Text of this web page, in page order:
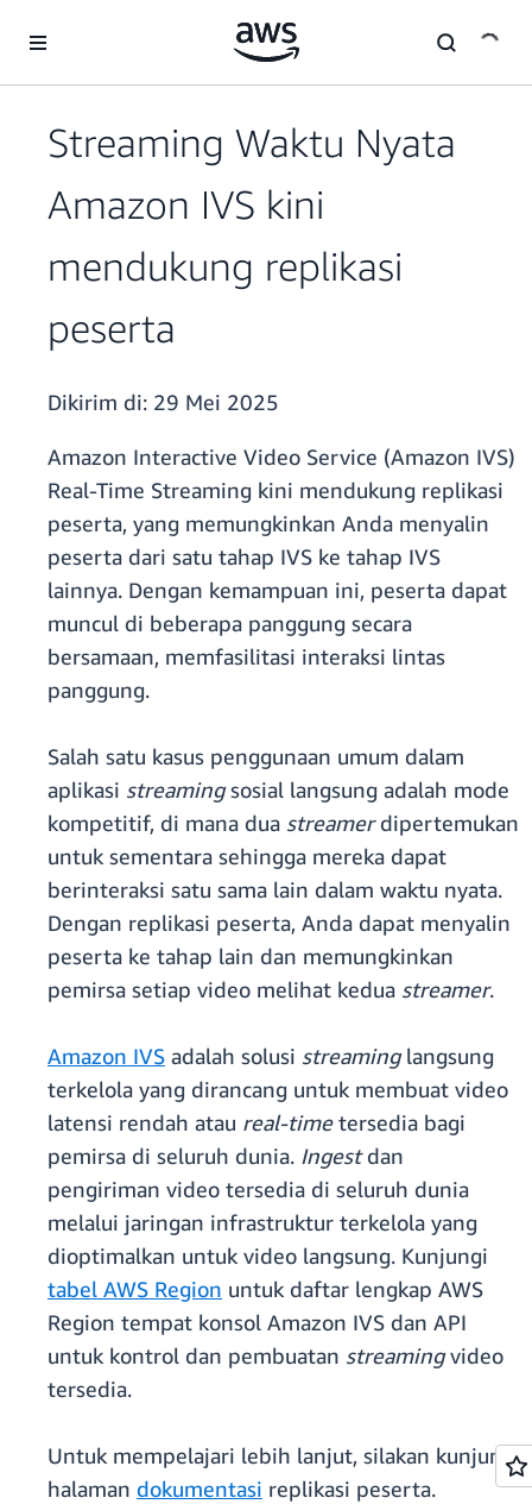
Streaming Waktu Nyata
Amazon IVS kini
mendukung replikasi
peserta
Dikirim di: 29 Mei 2025
Amazon Interactive Video Service (Amazon IVS)
Real-Time Streaming kini mendukung replikasi
peserta, yang memungkinkan Anda menyalin
peserta dari satu tahap IVS ke tahap IVS
lainnya. Dengan kemampuan ini, peserta dapat
muncul di beberapa panggung secara
bersamaan, memfasilitasi interaksi lintas
panggung.
Salah satu kasus penggunaan umum dalam
aplikasi streamingsosial langsung adalah mode
kompetitif, di mana dua streamerdipertemukan
untuk sementara sehingga mereka dapat
berinteraksi satu sama lain dalam waktu nyata.
Dengan replikasi peserta, Anda dapat menyalin
peserta ke tahap lain dan memungkinkan
pemirsa setiap video melihat kedua streamer.
Amazon IVS adalah solusi streaminglangsung
terkelola yang dirancang untuk membuat video
latensi rendah atau real-timetersedia bagi
pemirsa di seluruh dunia. Ingestdan
pengiriman video tersedia di seluruh dunia
melalui jaringan infrastruktur terkelola yang
dioptimalkan untuk video langsung. Kunjungi
tabel AWS Region untuk daftar lengkap AWS
Region tempat konsol Amazon IVS dan API
untuk kontrol dan pembuatan streamingvideo
tersedia.
Untuk mempelajari lebih lanjut, silakan kunjungi
halaman dokumentasi replikasi peserta.